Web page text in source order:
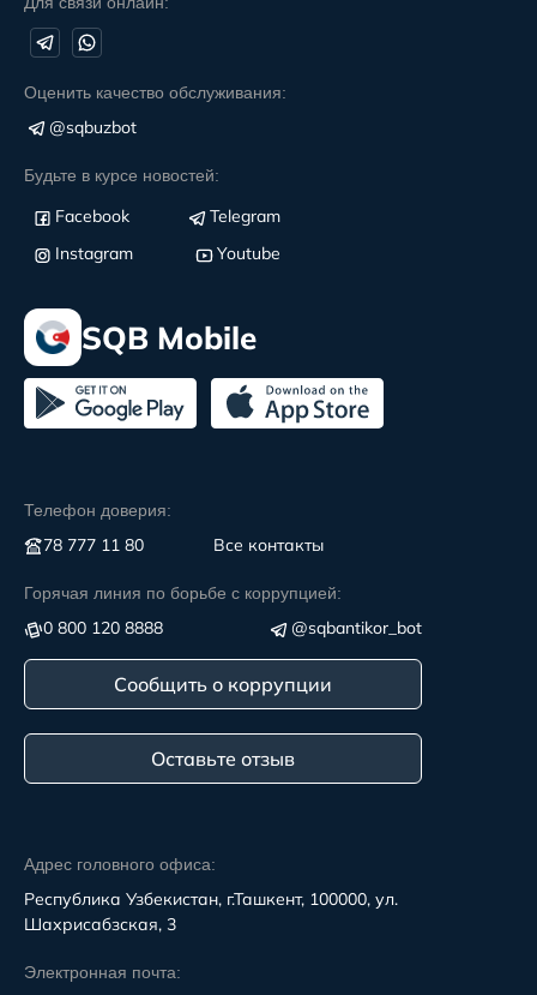
Адрес головного офиса:
Республика Узбекистан, г.Ташкент, 100000, ул.
Шахрисабзская, 3
Электронная почта:
Оценить качество обслуживания:
@sqbuzbot
Будьте в курсе новостей:
Facebook
Telegram
Instagram
Youtube
SQB Mobile
Телефон доверия:
78 777 11 80 Все контакты
Горячая линия по борьбе с коррупцией:
0 800 120 8888 @sqbantikor_bot
Сообщить о коррупции
Оставьте отзыв